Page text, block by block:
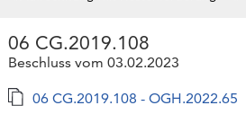
06 CG.2019.108
Beschluss vom 03.02.2023
06 CG.2019.108 - OGH.2022.65